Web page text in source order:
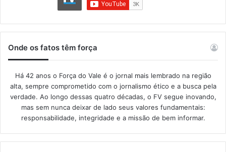
Onde os fatos têm força
Há 42 anos o Força do Vale é o jornal mais lembrado na região
alta, sempre comprometido com o jornalismo ético e a busca pela
verdade. Ao longo dessas quatro décadas, o FV segue inovando,
mas sem nunca deixar de lado seus valores fundamentais:
responsabilidade, integridade e a missão de bem informar.​